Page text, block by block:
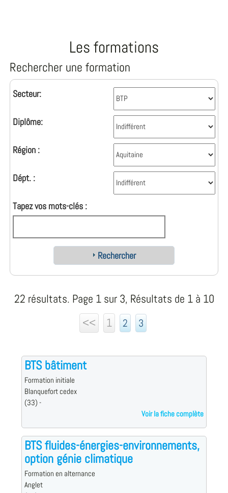
Les formations
Rechercher une formation
Secteur:
Diplôme:
Région :
Dépt. :
Tapez vos mots-clés :
Rechercher
22 résultats. Page 1 sur 3, Résultats de 1 à 10
<<
1 2 3
BTS bâtiment
Formation initiale
Blanquefort cedex
(33) -
Voir la fiche complète
BTS fluides-énergies-environnements,
option génie climatique
Formation en alternance
Anglet